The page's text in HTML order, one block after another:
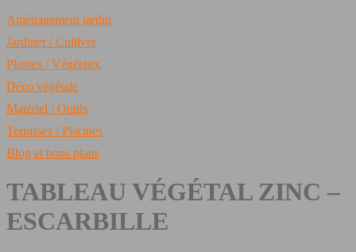
Aménagement jardin
Jardiner / Cultiver
Plantes / Végétaux
Déco végétale
Matériel / Outils
Terrasses / Piscines
Blog et bons plans
TABLEAU VÉGÉTAL ZINC –
ESCARBILLE